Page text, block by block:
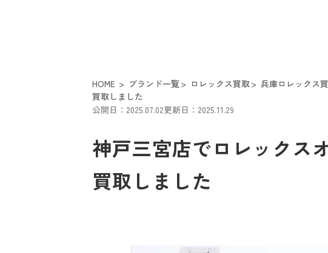
HOME ブランド一覧 ロレックス買取 兵庫ロレックス
買取しました
公開日：2025.07.02更新日：2025.11.29
神戸三宮店でロレックス
買取しました